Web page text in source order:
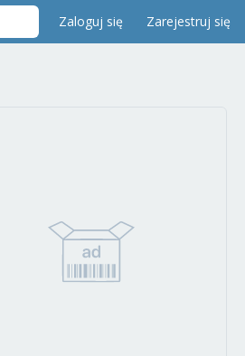
Zaloguj się Zarejestruj się